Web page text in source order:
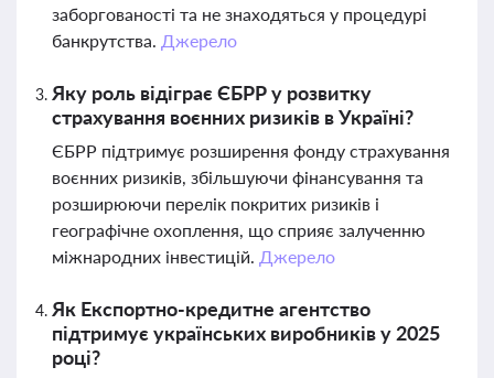
заборгованості та не знаходяться у процедурі
банкрутства. Джерело
Яку роль відіграє ЄБРР у розвитку
страхування воєнних ризиків в Україні?
ЄБРР підтримує розширення фонду страхування
воєнних ризиків, збільшуючи фінансування та
розширюючи перелік покритих ризиків і
географічне охоплення, що сприяє залученню
міжнародних інвестицій. Джерело
Як Експортно-кредитне агентство
підтримує українських виробників у 2025
році?